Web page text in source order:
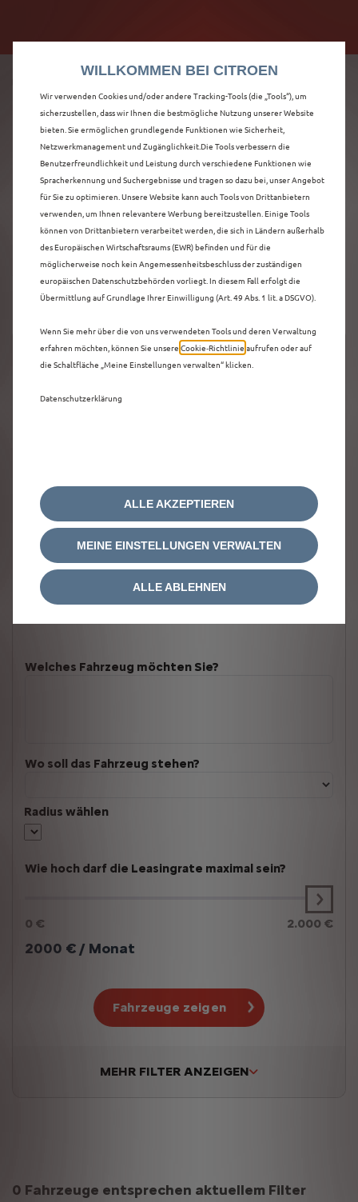
ENTDECKEN SIE ALLE
C5 X MIT BENZIN /
MILD-HYBRID
ANTRIEB IN WETZLAR
Welches Fahrzeug möchten Sie?
Wo soll das Fahrzeug stehen?
Radius wählen
Wie hoch darf die Leasingrate maximal sein?
0 € 2.000 €
2000 € / Monat
Fahrzeuge zeigen
MEHR FILTER ANZEIGEN
Suchergebnisse
0 Fahrzeuge entsprechen aktuellem Filter
WILLKOMMEN BEI CITROEN
Wir verwenden Cookies und/oder andere Tracking-Tools (die „Tools“), um
sicherzustellen, dass wir Ihnen die bestmögliche Nutzung unserer Website
bieten. Sie ermöglichen grundlegende Funktionen wie Sicherheit,
Netzwerkmanagement und Zugänglichkeit.Die Tools verbessern die
Benutzerfreundlichkeit und Leistung durch verschiedene Funktionen wie
Spracherkennung und Suchergebnisse und tragen so dazu bei, unser Angebot
für Sie zu optimieren. Unsere Website kann auch Tools von Drittanbietern
verwenden, um Ihnen relevantere Werbung bereitzustellen. Einige Tools
können von Drittanbietern verarbeitet werden, die sich in Ländern außerhalb
des Europäischen Wirtschaftsraums (EWR) befinden und für die
möglicherweise noch kein Angemessenheitsbeschluss der zuständigen
europäischen Datenschutzbehörden vorliegt. In diesem Fall erfolgt die
Übermittlung auf Grundlage Ihrer Einwilligung (Art. 49 Abs. 1 lit. a DSGVO).
Wenn Sie mehr über die von uns verwendeten Tools und deren Verwaltung
erfahren möchten, können Sie unsere Cookie‑Richtlinie aufrufen oder auf
die Schaltfläche „Meine Einstellungen verwalten“ klicken.
Datenschutzerklärung
MEINE EINSTELLUNGEN VERWALTEN
ALLE AKZEPTIEREN
ALLE ABLEHNEN